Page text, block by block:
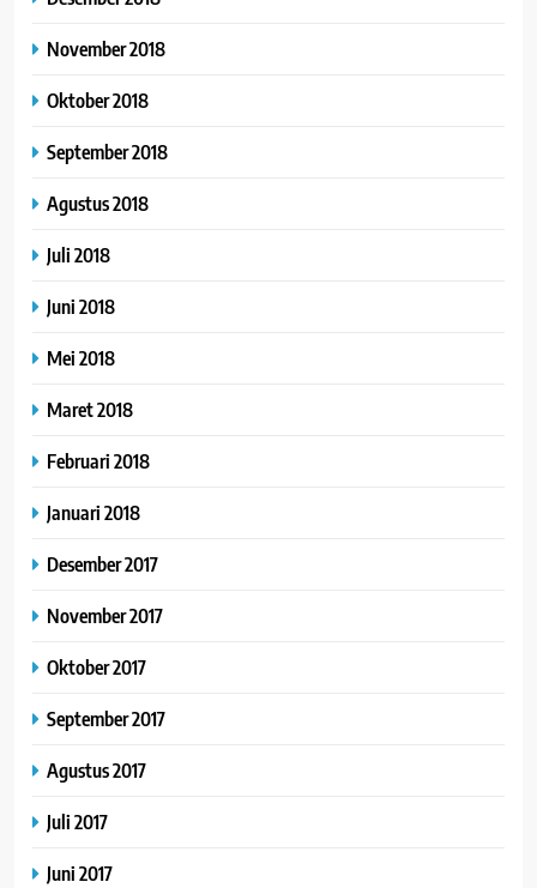
November 2018
Oktober 2018
September 2018
Agustus 2018
Juli 2018
Juni 2018
Mei 2018
Maret 2018
Februari 2018
Januari 2018
Desember 2017
November 2017
Oktober 2017
September 2017
Agustus 2017
Juli 2017
Juni 2017